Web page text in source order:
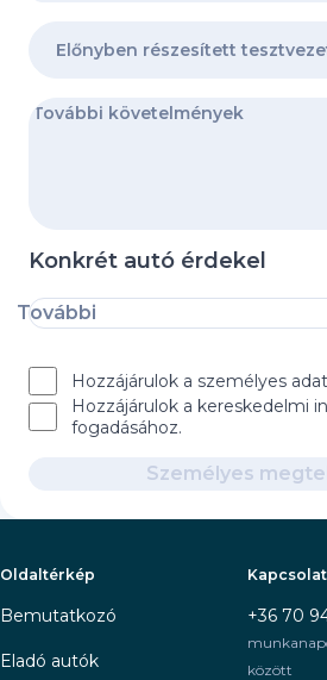
Konkrét autó érdekel
További
Hozzájárulok a személyes
Hozzájárulok a kereskedelmi
fogadásához.
Személyes
Oldaltérkép
Bemutatkozó
Eladó autók
Kapcsolat
+36 70
között